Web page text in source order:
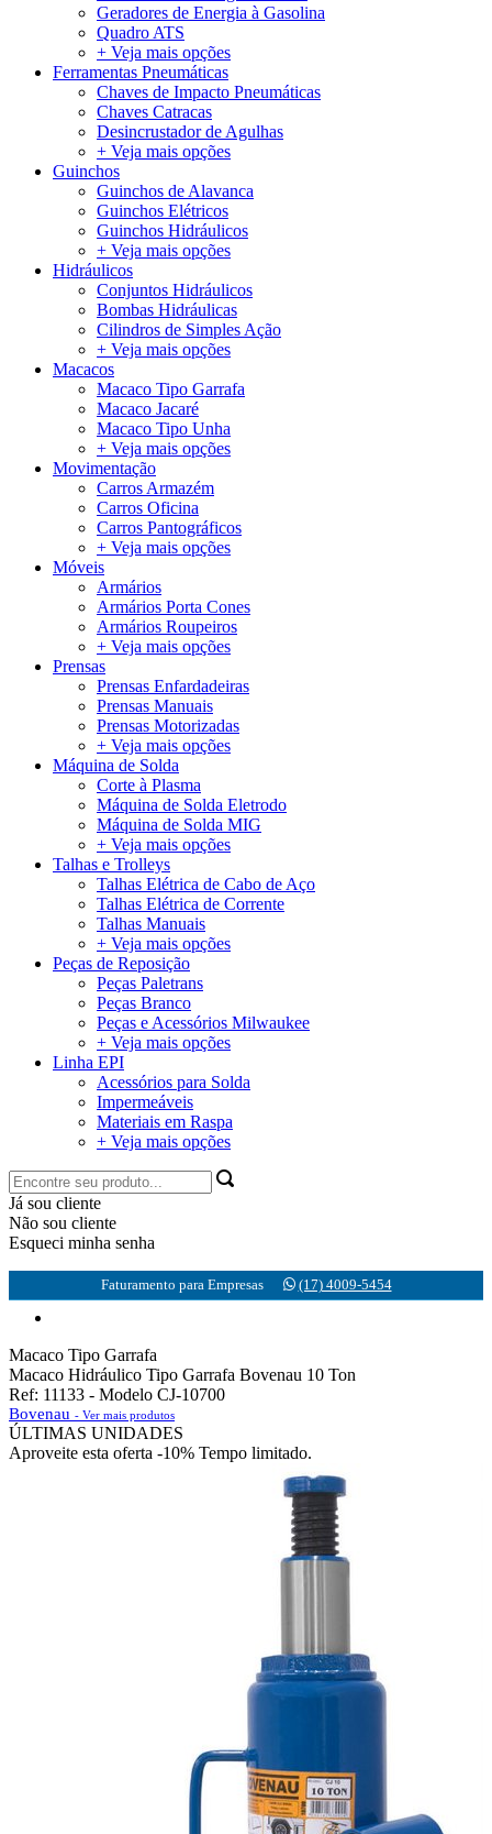
Geradores de Energia à Gasolina
Quadro ATS
+ Veja mais opções
Ferramentas Pneumáticas
Chaves de Impacto Pneumáticas
Chaves Catracas
Desincrustador de Agulhas
+ Veja mais opções
Guinchos
Guinchos de Alavanca
Guinchos Elétricos
Guinchos Hidráulicos
+ Veja mais opções
Hidráulicos
Conjuntos Hidráulicos
Bombas Hidráulicas
Cilindros de Simples Ação
+ Veja mais opções
Macacos
Macaco Tipo Garrafa
Macaco Jacaré
Macaco Tipo Unha
+ Veja mais opções
Movimentação
Carros Armazém
Carros Oficina
Carros Pantográficos
+ Veja mais opções
Móveis
Armários
Armários Porta Cones
Armários Roupeiros
+ Veja mais opções
Prensas
Prensas Enfardadeiras
Prensas Manuais
Prensas Motorizadas
+ Veja mais opções
Máquina de Solda
Corte à Plasma
Máquina de Solda Eletrodo
Máquina de Solda MIG
+ Veja mais opções
Talhas e Trolleys
Talhas Elétrica de Cabo de Aço
Talhas Elétrica de Corrente
Talhas Manuais
+ Veja mais opções
Peças de Reposição
Peças Paletrans
Peças Branco
Peças e Acessórios Milwaukee
+ Veja mais opções
Linha EPI
Acessórios para Solda
Impermeáveis
Materiais em Raspa
+ Veja mais opções
Já sou cliente
Não sou cliente
Esqueci minha senha
Faturamento para Empresas (17) 4009-5454
Macaco Tipo Garrafa
Macaco Hidráulico Tipo Garrafa Bovenau 10 Ton
Ref: 11133 - Modelo CJ-10700
Bovenau - Ver mais produtos
ÚLTIMAS UNIDADES
Aproveite esta oferta -10% Tempo limitado.